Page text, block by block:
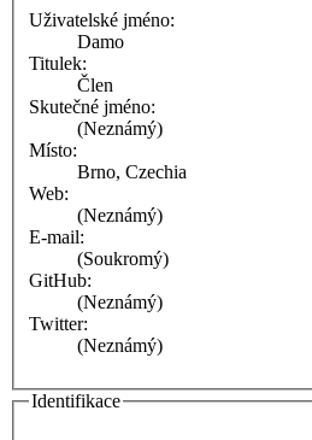
Uživatelské jméno:
Damo
Titulek:
Člen
Skutečné jméno:
(Neznámý)
Místo:
Brno, Czechia
Web:
(Neznámý)
E-mail:
(Soukromý)
GitHub:
(Neznámý)
Twitter:
(Neznámý)
Identifikace